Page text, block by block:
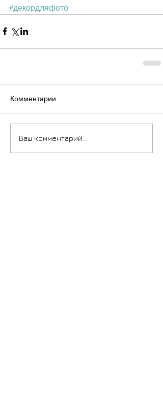
#декордляфото
Комментарии
Ваш комментарий...